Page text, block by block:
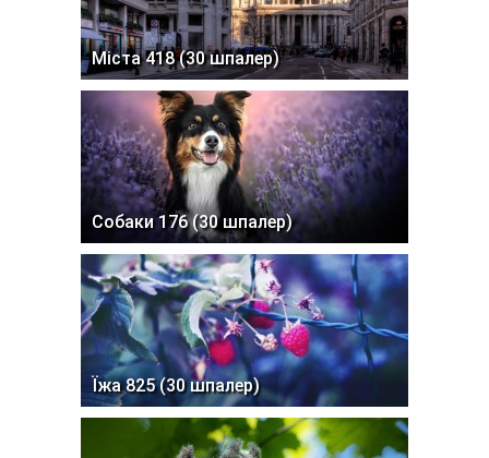
Міста 418 (30 шпалер)
Собаки 176 (30 шпалер)
Їжа 825 (30 шпалер)